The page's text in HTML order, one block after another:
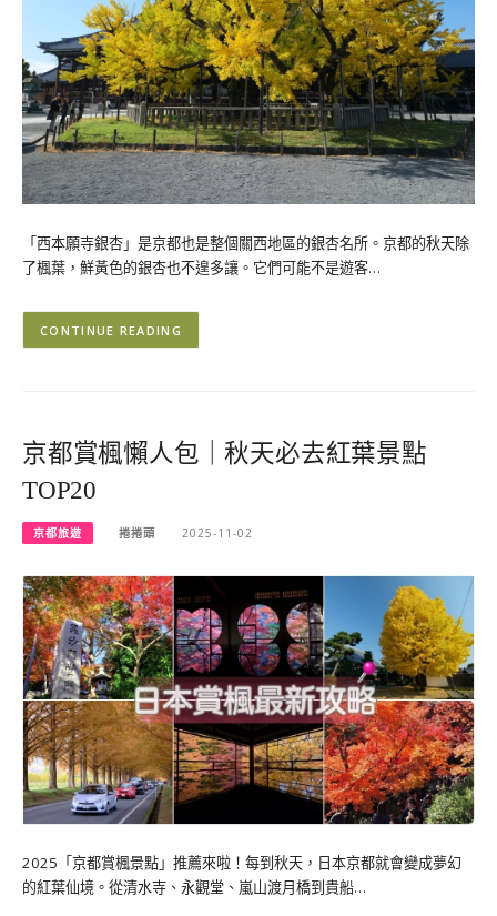
「西本願寺銀杏」是京都也是整個關西地區的銀杏名所。京都的秋天除
了楓葉，鮮黃色的銀杏也不遑多讓。它們可能不是遊客…
CONTINUE READING
京都賞楓懶人包｜秋天必去紅葉景點
TOP20
京都旅遊 捲捲頭 2025-11-02
2025「京都賞楓景點」推薦來啦！每到秋天，日本京都就會變成夢幻
的紅葉仙境。從清水寺、永觀堂、嵐山渡月橋到貴船…